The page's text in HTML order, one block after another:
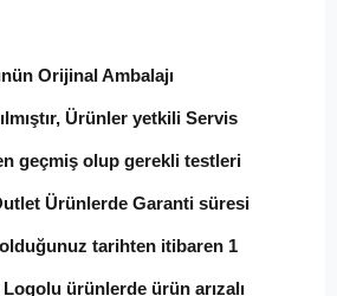
Orijinal Ambalajı
Ürünler yetkili Servis
geçmiş olup gerekli testleri
Ürünlerde Garanti süresi
olduğunuz tarihten itibaren 1
Logolu ürünlerde ürün arızalı